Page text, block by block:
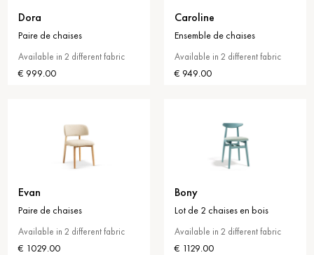
Dora
Paire de chaises
Available in 2 different fabric
€ 999.00
Caroline
Ensemble de chaises
Available in 2 different fabric
€ 949.00
Evan
Paire de chaises
Available in 2 different fabric
€ 1029.00
Bony
Lot de 2 chaises en bois
Available in 2 different fabric
€ 1129.00